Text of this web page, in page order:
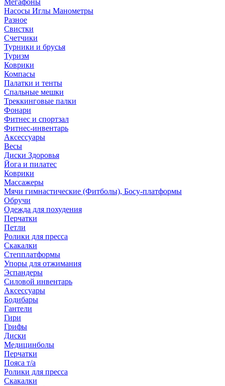
Мегафоны
Насосы Иглы Манометры
Разное
Свистки
Счетчики
Турники и брусья
Туризм
Коврики
Компасы
Палатки и тенты
Спальные мешки
Треккинговые палки
Фонари
Фитнес и спортзал
Фитнес-инвентарь
Аксессуары
Весы
Диски Здоровья
Йога и пилатес
Коврики
Массажеры
Мячи гимнастические (Фитболы), Босу-платформы
Обручи
Одежда для похудения
Перчатки
Петли
Ролики для пресса
Скакалки
Степплатформы
Упоры для отжимания
Эспандеры
Силовой инвентарь
Аксессуары
Бодибары
Гантели
Гири
Грифы
Диски
Медицинболы
Перчатки
Пояса т/а
Ролики для пресса
Скакалки